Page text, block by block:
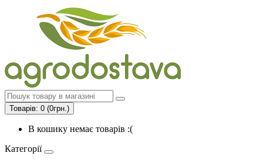
Товарів: 0 (0грн.)
В кошику немає товарів :(
Категорії